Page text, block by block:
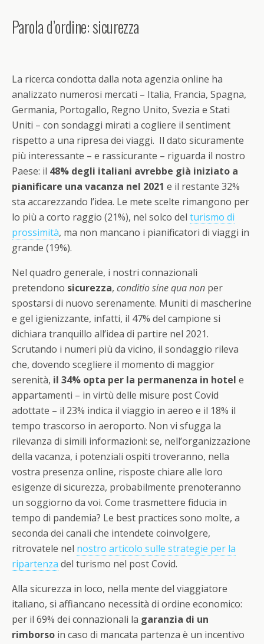
Parola d’ordine: sicurezza
La ricerca condotta dalla nota agenzia online ha
analizzato numerosi mercati – Italia, Francia, Spagna,
Germania, Portogallo, Regno Unito, Svezia e Stati
Uniti – con sondaggi mirati a cogliere il sentiment
rispetto a una ripresa dei viaggi. Il dato sicuramente
più interessante – e rassicurante – riguarda il nostro
Paese: il 48% degli italiani avrebbe già iniziato a
pianificare una vacanza nel 2021 e il restante 32%
sta accarezzando l’idea. Le mete scelte rimangono per
lo più a corto raggio (21%), nel solco del turismo di
prossimità, ma non mancano i pianificatori di viaggi in
grande (19%).
Nel quadro generale, i nostri connazionali
pretendono sicurezza, conditio sine quanon per
spostarsi di nuovo serenamente. Muniti di mascherine
e gel igienizzante, infatti, il 47% del campione si
dichiara tranquillo all’idea di partire nel 2021.
Scrutando i numeri più da vicino, il sondaggio rileva
che, dovendo scegliere il momento di maggior
serenità, il 34% opta per la permanenza in hotel e
appartamenti – in virtù delle misure post Covid
adottate – il 23% indica il viaggio in aereo e il 18% il
tempo trascorso in aeroporto. Non vi sfugga la
rilevanza di simili informazioni: se, nell’organizzazione
della vacanza, i potenziali ospiti troveranno, nella
vostra presenza online, risposte chiare alle loro
esigenze di sicurezza, probabilmente prenoteranno
un soggiorno da voi. Come trasmettere fiducia in
tempo di pandemia? Le best practices sono molte, a
seconda dei canali che intendete coinvolgere,
ritrovatele nel nostro articolo sulle strategie per la
ripartenza del turismo nel post Covid.
Alla sicurezza in loco, nella mente del viaggiatore
italiano, si affiancano necessità di ordine economico:
per il 69% dei connazionali la garanzia di un
rimborso in caso di mancata partenza è un incentivo